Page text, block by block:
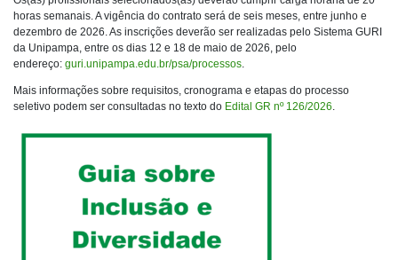
horas semanais. A vigência do contrato será de seis meses, entre junho e
dezembro de 2026. As inscrições deverão ser realizadas pelo Sistema GURI
da Unipampa, entre os dias 12 e 18 de maio de 2026, pelo
endereço: guri.unipampa.edu.br/psa/processos.
Mais informações sobre requisitos, cronograma e etapas do processo
seletivo podem ser consultadas no texto do Edital GR nº 126/2026.